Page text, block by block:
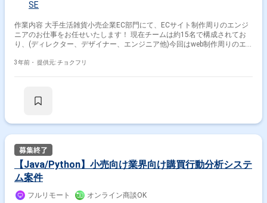
SE
作業内容 大手生活雑貨小売企業EC部門にて、ECサイト制作周りのエンジ
ニアのお仕事をお任せいたします！ 現在チームは約15名で構成されてお
り、(ディレクター、デザイナー、エンジニア他)今回はweb制作周りのエ
ひご応募ください。 基本的にリモート勤務を推奨しており、対面での打合
3年前・ 提供元: チョクフリ
【Java/Python】小売向け業界向け購買行動分析システ
ム案件
フルリモート オンライン商談OK